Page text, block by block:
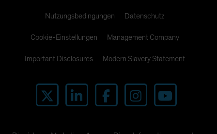
Nutzungsbedingungen Datenschutz
Cookie-Einstellungen Management Company
Important Disclosures Modern Slavery Statement